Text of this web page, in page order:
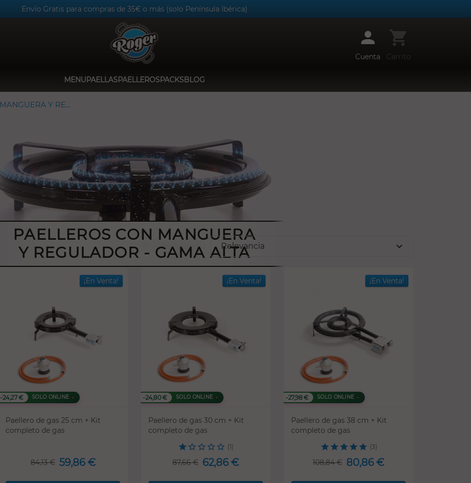
Envío Gratis para compras de 35€ o más (solo Península Ibérica)
Cuenta Carrito
MENUPAELLASPAELLEROSPACKSBLOG
PAELLEROS CON MANGUERA Y REGULADOR - GAMA ALTA
PAELLEROS CON MANGUERA
Y REGULADOR - GAMA ALTA
Ordenar por: Relevancia expand_more
¡En Venta!
-24,27 € SOLO ONLINE
Paellero de gas 25 cm + Kit
completo de gas
84,13 € 59,86 €
¡En Venta!
-24,80 € SOLO ONLINE
Paellero de gas 30 cm + Kit
completo de gas
(1)
87,66 € 62,86 €
¡En Venta!
-27,98 € SOLO ONLINE
Paellero de gas 38 cm + Kit
completo de gas
(3)
108,84 € 80,86 €